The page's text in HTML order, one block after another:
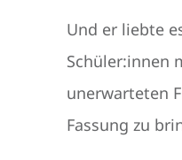
Und er liebte
Schüler:innen
unerwarteten
Fassung zu